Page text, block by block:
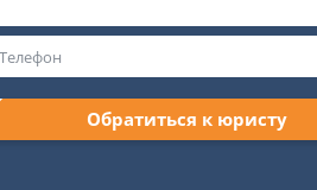
Обратиться к юристу